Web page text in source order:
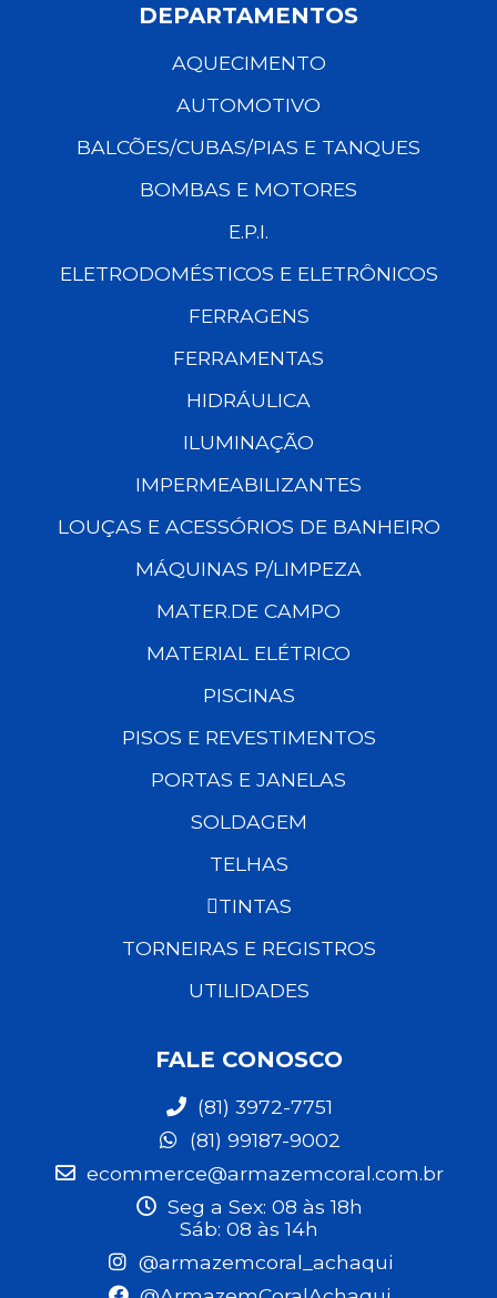
DEPARTAMENTOS
AQUECIMENTO
AUTOMOTIVO
BALCÕES/CUBAS/PIAS E TANQUES
BOMBAS E MOTORES
E.P.I.
ELETRODOMÉSTICOS E ELETRÔNICOS
FERRAGENS
FERRAMENTAS
HIDRÁULICA
ILUMINAÇÃO
IMPERMEABILIZANTES
LOUÇAS E ACESSÓRIOS DE BANHEIRO
MÁQUINAS P/LIMPEZA
MATER.DE CAMPO
MATERIAL ELÉTRICO
PISCINAS
PISOS E REVESTIMENTOS
PORTAS E JANELAS
SOLDAGEM
TELHAS
TINTAS
TORNEIRAS E REGISTROS
UTILIDADES
FALE CONOSCO
(81) 3972-7751
(81) 99187-9002
ecommerce@armazemcoral.com.br
Seg a Sex: 08 às 18h
Sáb: 08 às 14h
@armazemcoral_achaqui